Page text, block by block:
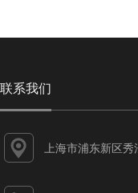
联系我们
上海市浦东新区